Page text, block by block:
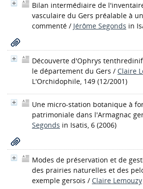
Bilan intermédiaire de
vasculaire du Gers préalable à
commenté / Jérôme Segonds in
Découverte d'Ophrys
le département du Gers / Claire
L'Orchidophile, 149 (12/2001)
Une micro-station botanique à
patrimoniale dans l'Armagnac
Segonds in Isatis, 6 (2006)
Modes de préservation et de
des prairies naturelles et des
exemple gersois / Claire Lemouzy